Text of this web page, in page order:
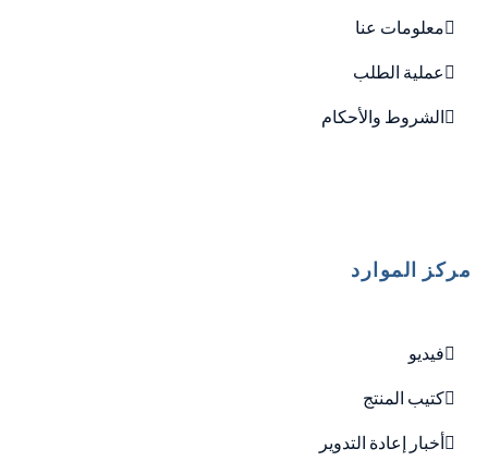
معلومات عنا
عملية الطلب
الشروط والأحكام
مركز الموارد
فيديو
كتيب المنتج
أخبار إعادة التدوير